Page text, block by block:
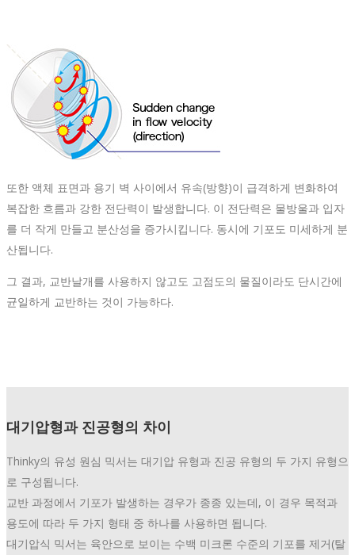
또한 액체 표면과 용기 벽 사이에서 유속(방향)이 급격하게 변화하여
복잡한 흐름과 강한 전단력이 발생합니다. 이 전단력은 물방울과 입자
를 더 작게 만들고 분산성을 증가시킵니다. 동시에 기포도 미세하게 분
산됩니다.
그 결과, 교반날개를 사용하지 않고도 고점도의 물질이라도 단시간에
균일하게 교반하는 것이 가능하다.
대기압형과 진공형의 차이
Thinky의 유성 원심 믹서는 대기압 유형과 진공 유형의 두 가지 유형으
로 구성됩니다.
교반 과정에서 기포가 발생하는 경우가 종종 있는데, 이 경우 목적과
용도에 따라 두 가지 형태 중 하나를 사용하면 됩니다.
대기압식 믹서는 육안으로 보이는 수백 미크론 수준의 기포를 제거(탈